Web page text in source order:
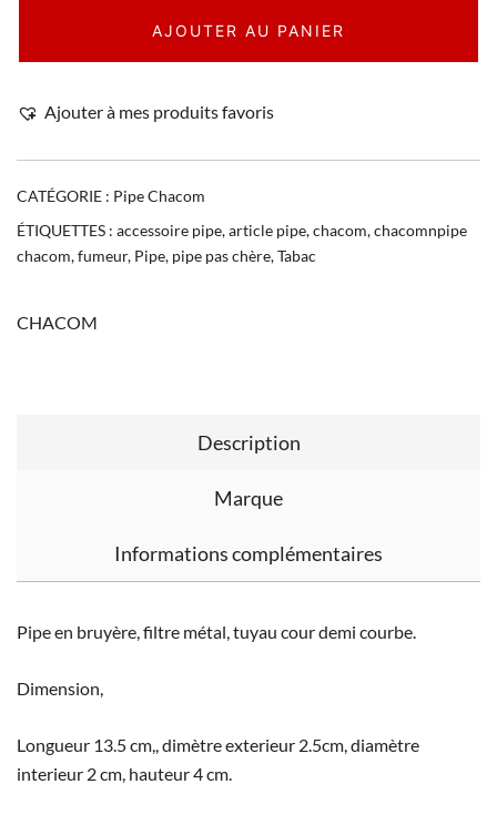
AJOUTER AU PANIER
Ajouter à mes produits favoris
CATÉGORIE : Pipe Chacom
ÉTIQUETTES : accessoire pipe,article pipe,chacom,chacomnpipe
chacom,fumeur, Pipe, pipe pas chère,Tabac
CHACOM
Description
Marque
Informations complémentaires
Pipe en bruyère, filtre métal, tuyau cour demi courbe.
Dimension,
Longueur 13.5 cm,, dimètre exterieur 2.5cm, diamètre
interieur 2 cm, hauteur 4 cm.